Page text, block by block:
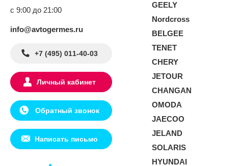
с 9:00 до 21:00
info@avtogermes.ru
+7 (495) 011-40-03
Личный кабинет
Обратный звонок
Написать письмо
GEELY
Nordcross
BELGEE
TENET
CHERY
JETOUR
CHANGAN
OMODA
JAECOO
JELAND
SOLARIS
HYUNDAI